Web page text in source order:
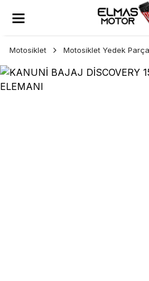
Motosiklet Motosiklet Yedek Parça